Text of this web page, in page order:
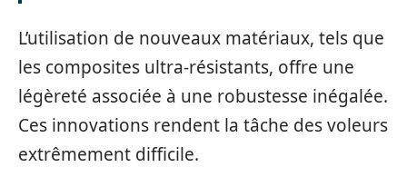
L’utilisation de nouveaux matériaux, tels que
les composites ultra-résistants, offre une
légèreté associée à une robustesse inégalée.
Ces innovations rendent la tâche des voleurs
extrêmement difficile.